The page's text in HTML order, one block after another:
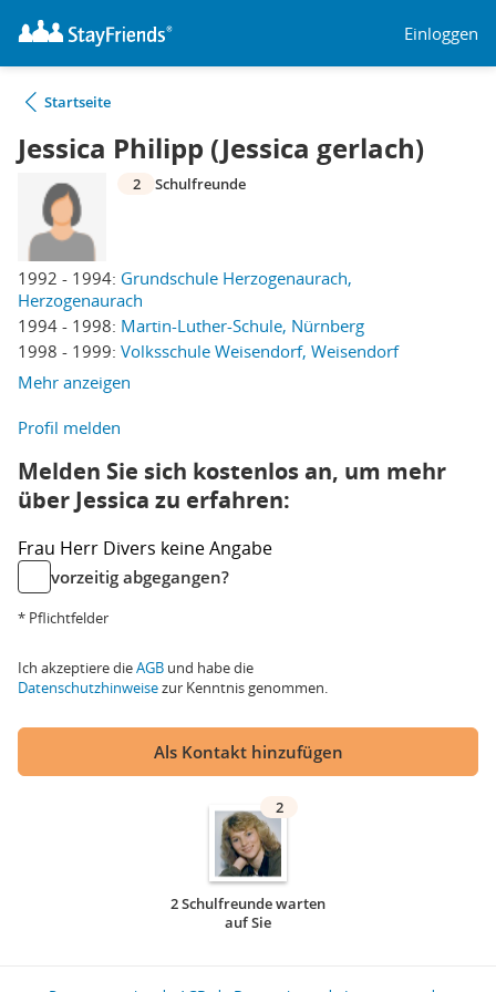
Einloggen
Startseite
Jessica Philipp (Jessica gerlach)
1992 - 1994: Grundschule Herzogenaurach,
Herzogenaurach
1994 - 1998: Martin-Luther-Schule, Nürnberg
1998 - 1999: Volksschule Weisendorf, Weisendorf
Mehr anzeigen
2 Schulfreunde
Profil melden
Melden Sie sich kostenlos an, um mehr
über Jessica zu erfahren:
Frau Herr Divers keine Angabe
vorzeitig abgegangen?
* Pflichtfelder
Ich akzeptiere dieAGB und habe die
Datenschutzhinweisezur Kenntnis genommen.
Als Kontakt hinzufügen
2
2 Schulfreunde warten
auf Sie